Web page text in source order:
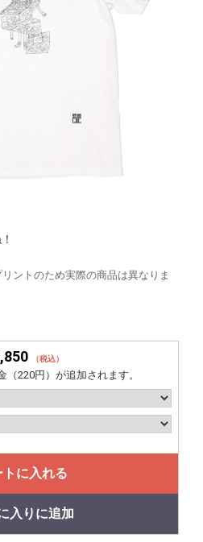
ントのため実際の商品は異なりま
（税込）
220円）が追加されます。
トに入れる
入りに追加